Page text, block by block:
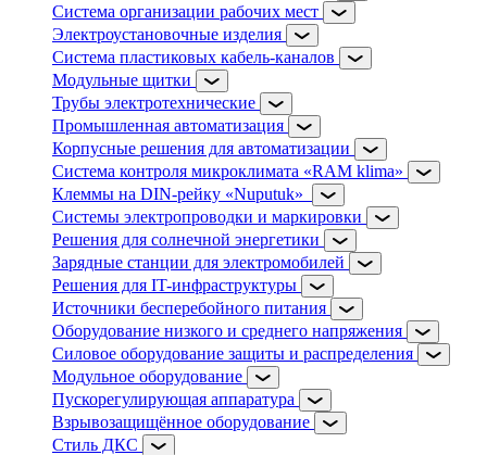
Система организации рабочих мест
Электроустановочные изделия
Система пластиковых кабель-каналов
Модульные щитки
Трубы электротехнические
Промышленная автоматизация
Корпусные решения для автоматизации
Система контроля микроклимата «RAM klima»
Клеммы на DIN-рейку «Nuputuk»
Системы электропроводки и маркировки
Решения для солнечной энергетики
Зарядные станции для электромобилей
Решения для IT-инфраструктуры
Источники бесперебойного питания
Оборудование низкого и среднего напряжения
Силовое оборудование защиты и распределения
Модульное оборудование
Пускорегулирующая аппаратура
Взрывозащищённое оборудование
Стиль ДКС